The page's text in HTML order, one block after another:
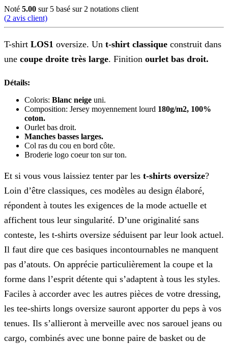
Noté 5.00 sur 5 basé sur 2 notations client
(2 avis client)
T-shirt LOS1 oversize. Un t-shirt classique construit dans
une coupe droite très large. Finition ourlet bas droit.
Détails:
Coloris: Blanc neige uni.
Composition: Jersey moyennement lourd 180g/m2, 100%
coton.
Ourlet bas droit.
Manches basses larges.
Col ras du cou en bord côte.
Broderie logo coeur ton sur ton.
Et si vous vous laissiez tenter par les t-shirts oversize?
Loin d’être classiques, ces modèles au design élaboré,
répondent à toutes les exigences de la mode actuelle et
affichent tous leur singularité. D’une originalité sans
conteste, les t-shirts oversize séduisent par leur look actuel.
Il faut dire que ces basiques incontournables ne manquent
pas d’atouts. On apprécie particulièrement la coupe et la
forme dans l’esprit détente qui s’adaptent à tous les styles.
Faciles à accorder avec les autres pièces de votre dressing,
les tee-shirts longs oversize sauront apporter du peps à vos
tenues. Ils s’allieront à merveille avec nos sarouel jeans ou
cargo, combinés avec une bonne paire de basket ou de